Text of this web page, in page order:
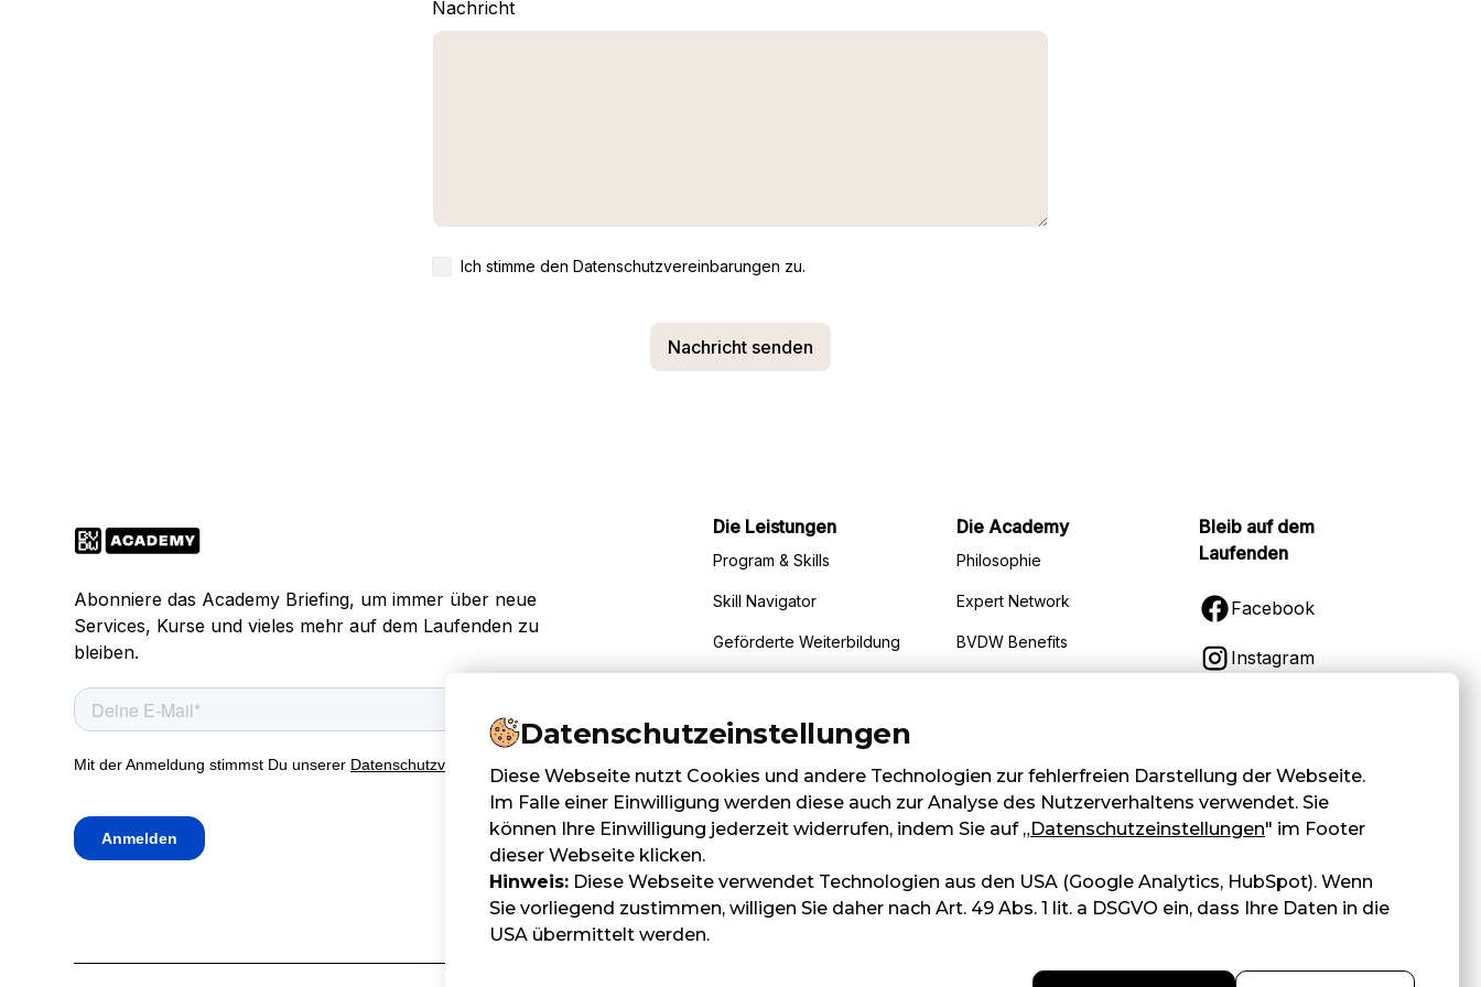
Nachricht
Ich stimme den Datenschutzvereinbarungen zu.
Abonniere das Academy Briefing, um immer über neue
Services, Kurse und vieles mehr auf dem Laufenden zu
bleiben.
Die Leistungen
Program & Skills
Skill Navigator
Geförderte Weiterbildung
Inhouse Coaching
Die Academy
Philosophie
Expert Network
BVDW Benefits
Bleib auf dem
Laufenden
Facebook
Instagram
Datenschutzeinstellungen
Diese Webseite nutzt Cookies und andere Technologien zur fehlerfreien Darstellung der Webseite.
Im Falle einer Einwilligung werden diese auch zur Analyse des Nutzerverhaltens verwendet. Sie
können Ihre Einwilligung jederzeit widerrufen, indem Sie auf „Datenschutzeinstellungen" im Footer
dieser Webseite klicken.
Hinweis: Diese Webseite verwendet Technologien aus den USA (Google Analytics, HubSpot). Wenn
Sie vorliegend zustimmen, willigen Sie daher nach Art. 49 Abs. 1 lit. a DSGVO ein, dass Ihre Daten in die
USA übermittelt werden.